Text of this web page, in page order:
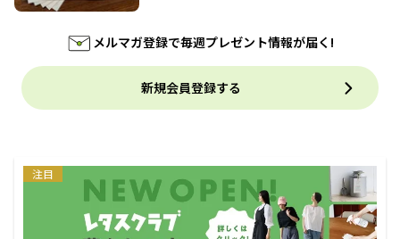
メルマガ登録で毎週プレゼント情報が届く!
新規会員登録する
注目